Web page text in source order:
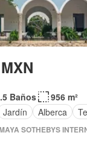
Baños
956 m²
Jardín Alberca
SOTHEBYS